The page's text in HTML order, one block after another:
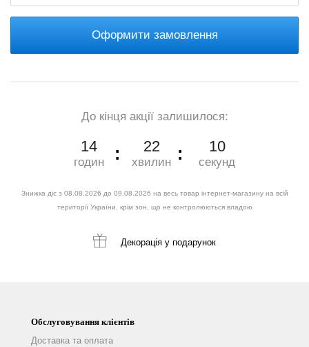
Оформити замовлення
До кінця акції залишилося:
14
годин
22
хвилин
9
секунд
Знижка діє з 08.08.2026 до 09.08.2026 на весь товар інтернет-магазину на всій
території України, крім зон, що не контролюються владою
Декорація у подарунок
Обслуговування клієнтів
Доставка та оплата